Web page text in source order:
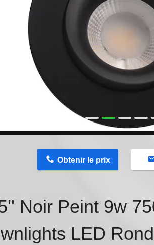
Obtenir le prix
Noir Peint 9w
LED